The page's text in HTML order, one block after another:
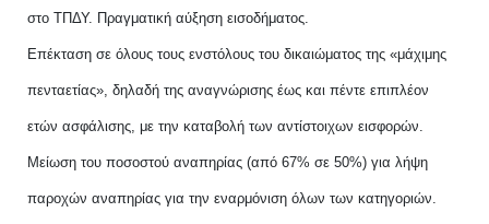
στο ΤΠΔΥ. Πραγματική αύξηση εισοδήματος.
Επέκταση σε όλους τους ενστόλους του δικαιώματος της «μάχιμης
πενταετίας», δηλαδή της αναγνώρισης έως και πέντε επιπλέον
ετών ασφάλισης, με την καταβολή των αντίστοιχων εισφορών.
Μείωση του ποσοστού αναπηρίας (από 67% σε 50%) για λήψη
παροχών αναπηρίας για την εναρμόνιση όλων των κατηγοριών.